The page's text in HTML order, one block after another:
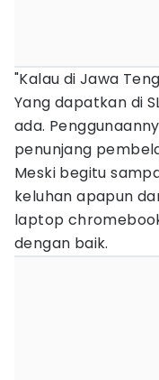
"Kalau di Jawa
Yang dapatkan di
ada.
penunjang
Meski begitu
keluhan apapun
laptop
dengan baik.